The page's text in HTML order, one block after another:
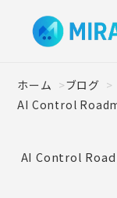
ホーム
ブログ
AI Control
AI Control